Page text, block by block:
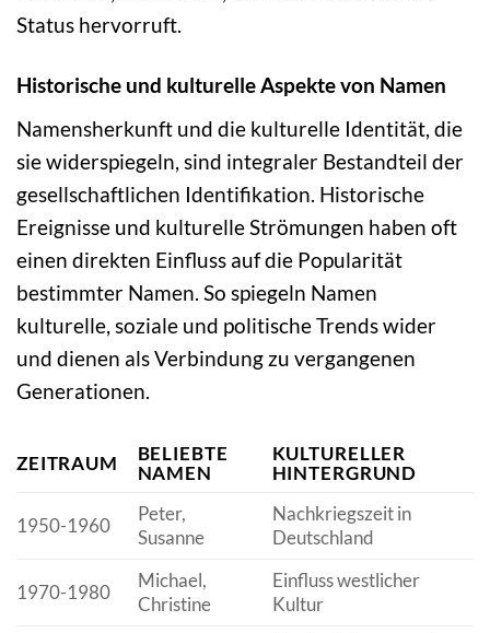
Status hervorruft.
Historische und kulturelle Aspekte von Namen
Namensherkunft und die kulturelle Identität, die
sie widerspiegeln, sind integraler Bestandteil der
gesellschaftlichen Identifikation. Historische
Ereignisse und kulturelle Strömungen haben oft
einen direkten Einfluss auf die Popularität
bestimmter Namen. So spiegeln Namen
kulturelle, soziale und politische Trends wider
und dienen als Verbindung zu vergangenen
Generationen.
ZEITRAUM
BELIEBTE
NAMEN
KULTURELLER
HINTERGRUND
1950-1960
Peter,
Susanne
Nachkriegszeit in
Deutschland
1970-1980
Michael,
Christine
Einfluss westlicher
Kultur